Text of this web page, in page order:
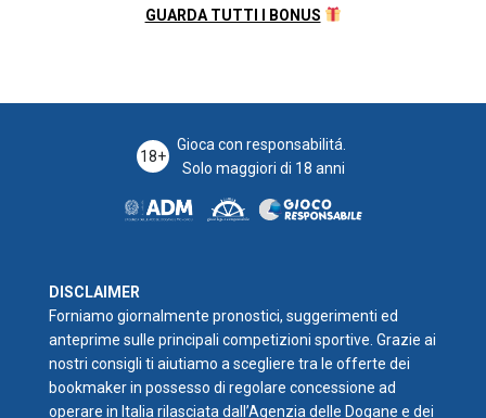
GUARDA TUTTI I BONUS
18+
Gioca con responsabilitá.
Solo maggiori di 18 anni
DISCLAIMER
Forniamo giornalmente pronostici, suggerimenti ed
anteprime sulle principali competizioni sportive. Grazie ai
nostri consigli ti aiutiamo a scegliere tra le offerte dei
bookmaker in possesso di regolare concessione ad
operare in Italia rilasciata dall’Agenzia delle Dogane e dei